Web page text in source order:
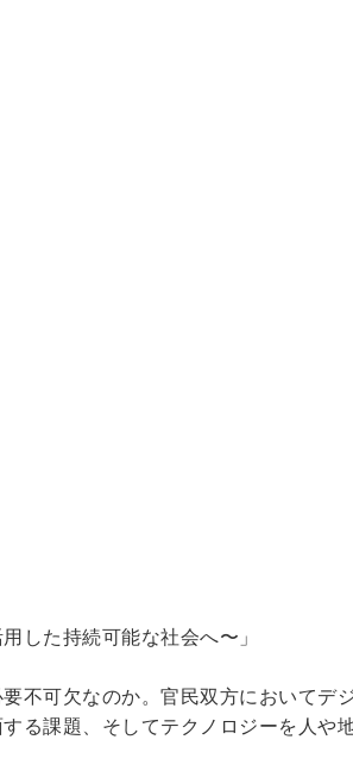
した持続可能な社会へ〜」
可欠なのか。官民双方においてデ
る課題、そしてテクノロジーを人や